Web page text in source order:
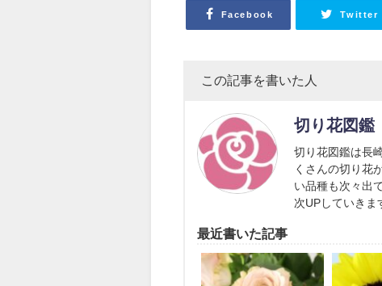
Facebook Twitter
この記事を書いた人
切り花図鑑
切り花図鑑は長
くさんの切り花
い品種も次々出
次UPしていきま
最近書いた記事